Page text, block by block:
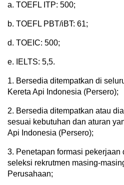
a. TOEFL ITP: 500;
b. TOEFL PBT/iBT: 61;
d. TOEIC: 500;
e. IELTS: 5,5.
1. Bersedia ditempatkan di
Kereta Api Indonesia (Persero);
2. Bersedia ditempatkan atau
sesuai kebutuhan dan aturan
Api Indonesia (Persero);
3. Penetapan formasi pekerjaan
seleksi rekrutmen masing-
Perusahaan;